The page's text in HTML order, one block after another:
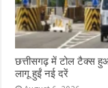
छत्तीसगढ़ में टोल टैक्स
लागू हुईं नई दरें